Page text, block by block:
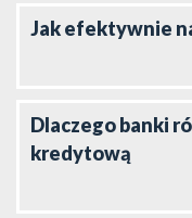
Jak efektywnie
Dlaczego banki
kredytową